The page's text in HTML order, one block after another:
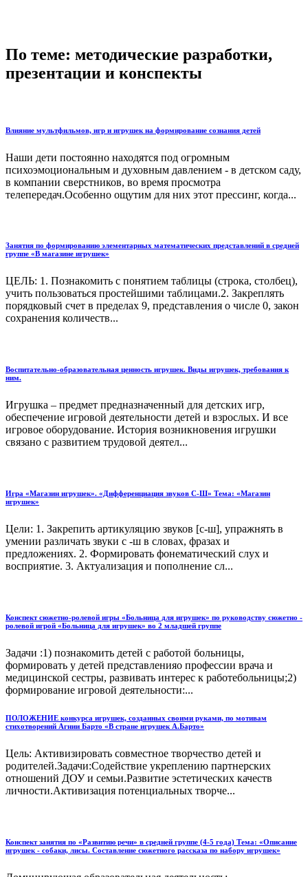
По теме: методические разработки,
презентации и конспекты
Влияние мультфильмов, игр и игрушек на формирование сознания детей
Наши дети постоянно находятся под огромным
психоэмоциональным и духовным давлением - в детском саду,
в компании сверстников, во время просмотра
телепередач.Особенно ощутим для них этот прессинг, когда...
Занятия по формированию элементарных математических представлений в средней
группе «В магазине игрушек»
ЦЕЛЬ: 1. Познакомить с понятием таблицы (строка, столбец),
учить пользоваться простейшими таблицами.2. Закреплять
порядковый счет в пределах 9, представления о числе 0, закон
сохранения количеств...
Воспитательно-образовательная ценность игрушек. Виды игрушек, требования к
ним.
Игрушка – предмет предназначенный для детских игр,
обеспечение игровой деятельности детей и взрослых. И все
игровое оборудование. История возникновения игрушки
связано с развитием трудовой деятел...
Игра «Магазин игрушек». «Дифференциация звуков С-Ш» Тема: «Магазин
игрушек»
Цели: 1. Закрепить артикуляцию звуков [c-ш], упражнять в
умении различать звуки с -ш в словах, фразах и
предложениях. 2. Формировать фонематический слух и
восприятие. 3. Актуализация и пополнение сл...
Конспект сюжетно-ролевой игры «Больница для игрушек» по руководству сюжетно -
ролевой игрой «Больница для игрушек» во 2 младшей группе
Задачи :1) познакомить детей с работой больницы,
формировать у детей представленияо профессии врача и
медицинской сестры, развивать интерес к работебольницы;2)
формирование игровой деятельности:...
ПОЛОЖЕНИЕ конкурса игрушек, созданных своими руками, по мотивам
стихотворений Агнии Барто «В стране игрушек А.Барто»
Цель: Активизировать совместное творчество детей и
родителей.Задачи:Содействие укреплению партнерских
отношений ДОУ и семьи.Развитие эстетических качеств
личности.Активизация потенциальных творче...
Конспект занятия по «Развитию речи» в средней группе (4-5 года) Тема: «Описание
игрушек - собаки, лисы. Составление сюжетного рассказа по набору игрушек»